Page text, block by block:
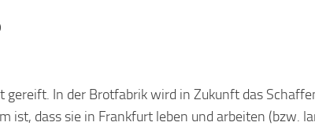
gereift. In der Brotfabrik wird in Zukunft das
ist, dass sie in Frankfurt leben und arbeiten (bzw.